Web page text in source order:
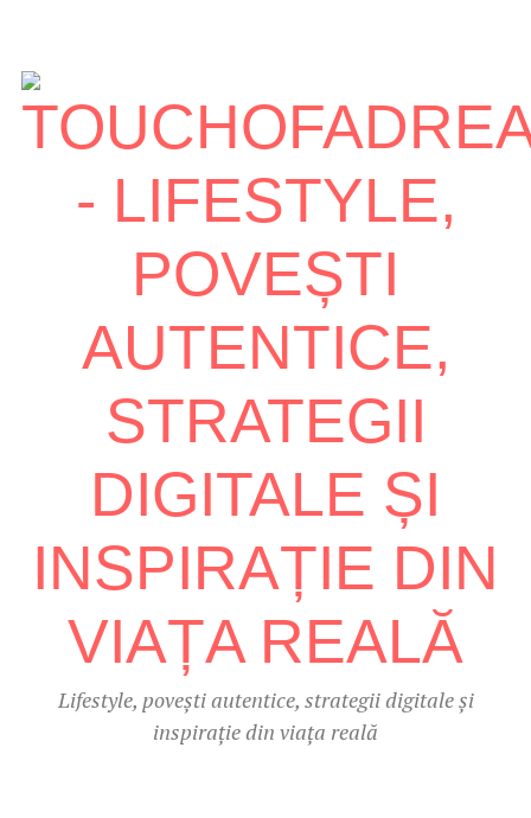
Lifestyle, povești autentice, strategii digitale și
inspirație din viața reală